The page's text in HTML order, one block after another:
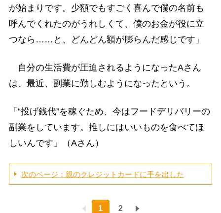
が始まりです。少額でもすごく喜んで僕の名前も
呼んでくれたのがうれしくて、僕のお金が役に立
つなら……と、どんどん額が膨らんだ感じです」
自分の生活費が圧迫されるようになったAさん
は、最近、副業に勤しむようになったという。
「“投げ銭代”を稼ぐため、今はフードデリバリーの
副業をしています。推しにはいいものを食べてほ
しいんです」（Aさん）
次のページ：親のクレジットカードに手を出した
1 2